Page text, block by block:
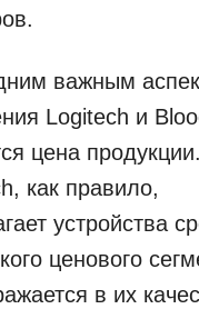
важным
Logitech и
цена продукции.
как правило,
устройства
ценового
в их